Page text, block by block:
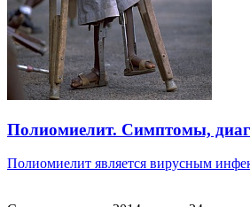
Полиомиелит. Симптомы,
Полиомиелит является вирусным